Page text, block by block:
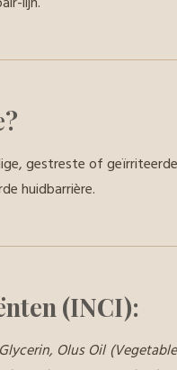
gestreste of
huidbarrière.
(INCI):
Olus Oil